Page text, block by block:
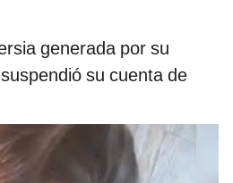
generada por su
su cuenta de